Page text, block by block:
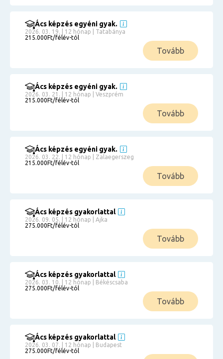
Ács képzés egyéni gyak.
2026. 03. 19. | 12 hónap | Tatabánya
215.000Ft/félév-tól
Tovább
Ács képzés egyéni gyak.
2026. 03. 21. | 12 hónap | Veszprém
215.000Ft/félév-tól
Tovább
Ács képzés egyéni gyak.
2026. 03. 22. | 12 hónap | Zalaegerszeg
215.000Ft/félév-tól
Tovább
Ács képzés gyakorlattal
2026. 09. 05. | 12 hónap | Ajka
275.000Ft/félév-tól
Tovább
Ács képzés gyakorlattal
2026. 03. 10. | 12 hónap | Békéscsaba
275.000Ft/félév-tól
Tovább
Ács képzés gyakorlattal
2026. 03. 07. | 12 hónap | Budapest
275.000Ft/félév-tól